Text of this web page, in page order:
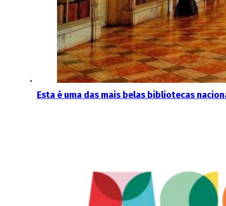
Esta é uma das mais belas bibliotecas